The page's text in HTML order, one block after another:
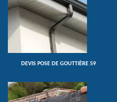
DEVIS POSE DE GOUTTIÈRE 59